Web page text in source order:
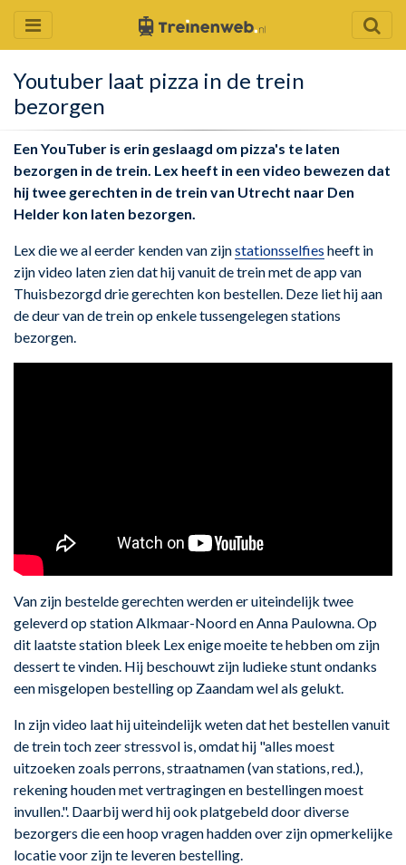
Youtuber laat pizza in de trein
bezorgen
Een YouTuber is erin geslaagd om pizza's te laten
bezorgen in de trein. Lex heeft in een video bewezen dat
hij twee gerechten in de trein van Utrecht naar Den
Helder kon laten bezorgen.
Lex die we al eerder kenden van zijnstationsselfies heeft in
zijn video laten zien dat hij vanuit de trein met de app van
Thuisbezorgd drie gerechten kon bestellen. Deze liet hij aan
de deur van de trein op enkele tussengelegen stations
bezorgen.
Van zijn bestelde gerechten werden er uiteindelijk twee
geleverd op station Alkmaar-Noord en Anna Paulowna. Op
dit laatste station bleek Lex enige moeite te hebben om zijn
dessert te vinden. Hij beschouwt zijn ludieke stunt ondanks
een misgelopen bestelling op Zaandam wel als gelukt.
In zijn video laat hij uiteindelijk weten dat het bestellen vanuit
de trein toch zeer stressvol is, omdat hij "alles moest
uitzoeken zoals perrons, straatnamen (van stations, red.),
rekening houden met vertragingen en bestellingen moest
invullen.". Daarbij werd hij ook platgebeld door diverse
bezorgers die een hoop vragen hadden over zijn opmerkelijke
locatie voor zijn te leveren bestelling.